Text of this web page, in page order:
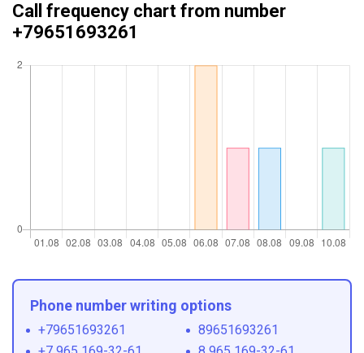
Call frequency chart from number
+79651693261
Phone number writing options
+79651693261
89651693261